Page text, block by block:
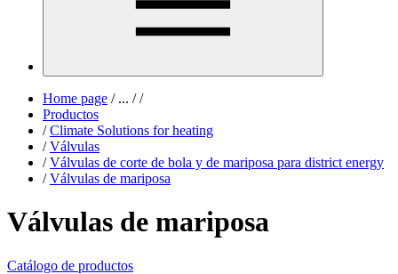
Home page /... / /
Productos
/ Climate Solutions for heating
/ Válvulas
/ Válvulas de corte de bola y de mariposa para district energy
/ Válvulas de mariposa
Válvulas de mariposa
Catálogo de productos